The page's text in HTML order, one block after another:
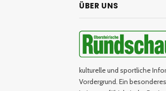
ÜBER UNS
kulturelle und sportliche
Vordergrund. Ein